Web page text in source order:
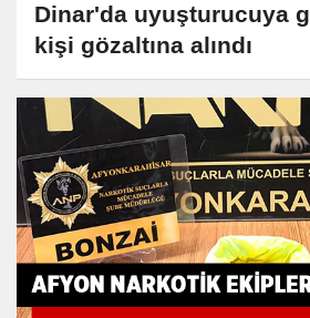
Dinar'da uyuşturucuya
kişi gözaltına alındı